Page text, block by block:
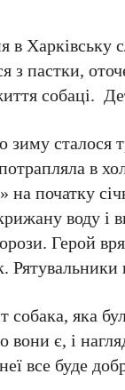
Харківську
з пастки,
собаці.
зиму сталося
в
на початку
воду і
Герой
Рятувальники
яка
вони є, і
все буде